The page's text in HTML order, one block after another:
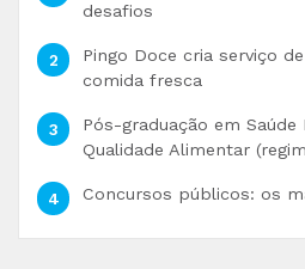
desafios
Pingo Doce cria serviço
comida fresca
Pós-graduação em Saúde
Qualidade Alimentar
Concursos públicos: os